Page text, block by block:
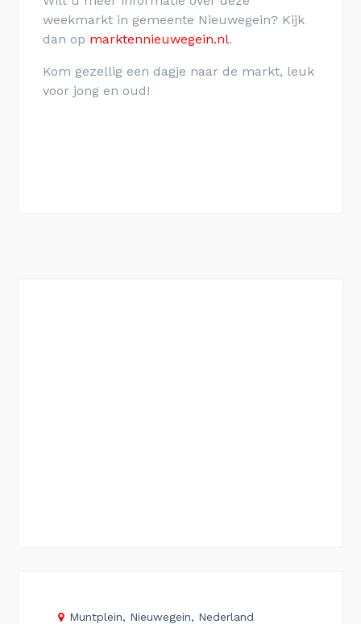
weekmarkt in gemeente Nieuwegein? Kijk
dan op marktennieuwegein.nl.
Kom gezellig een dagje naar de markt, leuk
voor jong en oud!
Muntplein, Nieuwegein, Nederland